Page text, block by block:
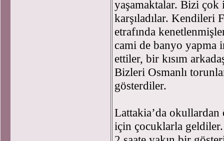
yaşamaktalar. Bizi
karşıladılar.
etrafında
cami de banyo yapma
ettiler, bir kısım
Bizleri Osmanlı
gösterdiler.
Lattakia’da
için çocuklarla geldiler.